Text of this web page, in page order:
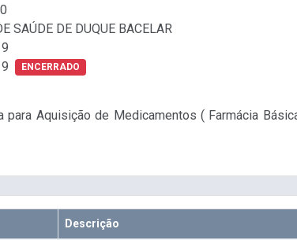
SAÚDE DE DUQUE BACELAR
ENCERRADO
para Aquisição de Medicamentos ( Farmácia
Descrição